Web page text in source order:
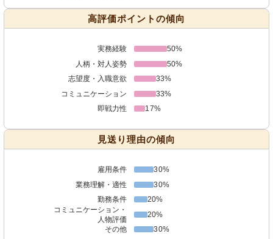
高評価ポイントの傾向
実務経験
50%
人柄・対人姿勢
50%
志望度・入職意欲
33%
コミュニケーション
33%
即戦力性
17%
見送り理由の傾向
雇用条件
30%
業務理解・適性
30%
勤務条件
20%
コミュニケーション・
人物評価
20%
その他
30%